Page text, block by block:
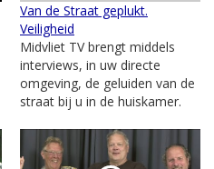
Van de Straat geplukt.
Veiligheid
Midvliet TV brengt middels
interviews, in uw directe
omgeving, de geluiden van de
straat bij u in de huiskamer.